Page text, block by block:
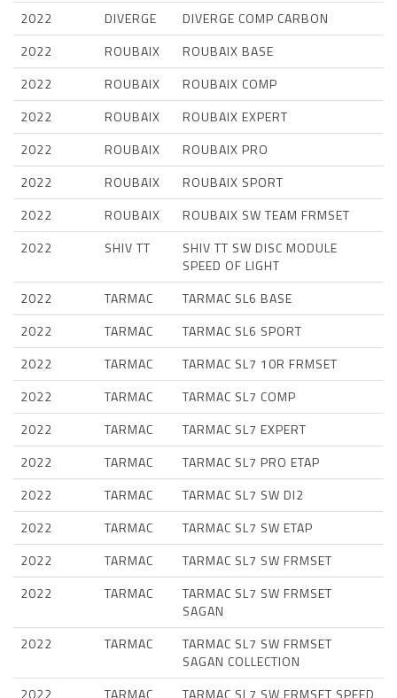
2022
DIVERGE
DIVERGE COMP CARBON
2022
ROUBAIX
ROUBAIX BASE
2022
ROUBAIX
ROUBAIX COMP
2022
ROUBAIX
ROUBAIX EXPERT
2022
ROUBAIX
ROUBAIX PRO
2022
ROUBAIX
ROUBAIX SPORT
2022
ROUBAIX
ROUBAIX SW TEAM FRMSET
2022
SHIV TT
SHIV TT SW DISC MODULE
SPEED OF LIGHT
2022
TARMAC
TARMAC SL6 BASE
2022
TARMAC
TARMAC SL6 SPORT
2022
TARMAC
TARMAC SL7 10R FRMSET
2022
TARMAC
TARMAC SL7 COMP
2022
TARMAC
TARMAC SL7 EXPERT
2022
TARMAC
TARMAC SL7 PRO ETAP
2022
TARMAC
TARMAC SL7 SW DI2
2022
TARMAC
TARMAC SL7 SW ETAP
2022
TARMAC
TARMAC SL7 SW FRMSET
2022
TARMAC
TARMAC SL7 SW FRMSET
SAGAN
2022
TARMAC
TARMAC SL7 SW FRMSET
SAGAN COLLECTION
2022
TARMAC TARMAC SL7 SW FRMSET SPEED